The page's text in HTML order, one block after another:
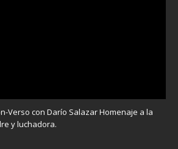
Verso con Darío Salazar Homenaje a la
y luchadora.